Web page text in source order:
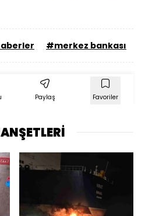
#merkez bankası
Paylaş Favoriler